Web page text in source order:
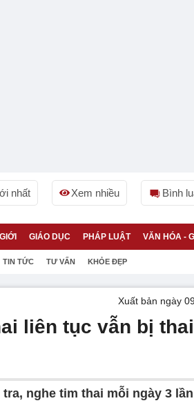
nhất Xem nhiều Bình
GIÁO DỤC PHÁP LUẬT VĂN HÓA -
TIN TỨC TƯ VẤN KHỎE ĐẸP
Xuất bản ngày
liên tục vẫn bị
nghe tim thai mỗi ngày 3